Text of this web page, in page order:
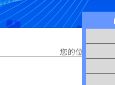
您的位置：